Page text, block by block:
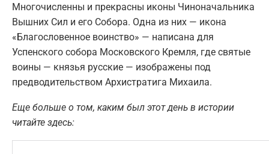
Многочисленны и прекрасны иконы Чиноначальника
Вышних Сил и его Собора. Одна из них — икона
«Благословенное воинство» — написана для
Успенского собора Московского Кремля, где святые
воины — князья русские — изображены под
предводительством Архистратига Михаила.
Еще больше о том, каким был этот день в истории
читайте здесь: